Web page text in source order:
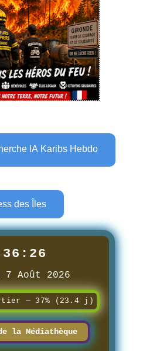
IA Karibs Hebdo
des Îles
7 Août 2026
— 37% (23.4 j)
la Médiathèque